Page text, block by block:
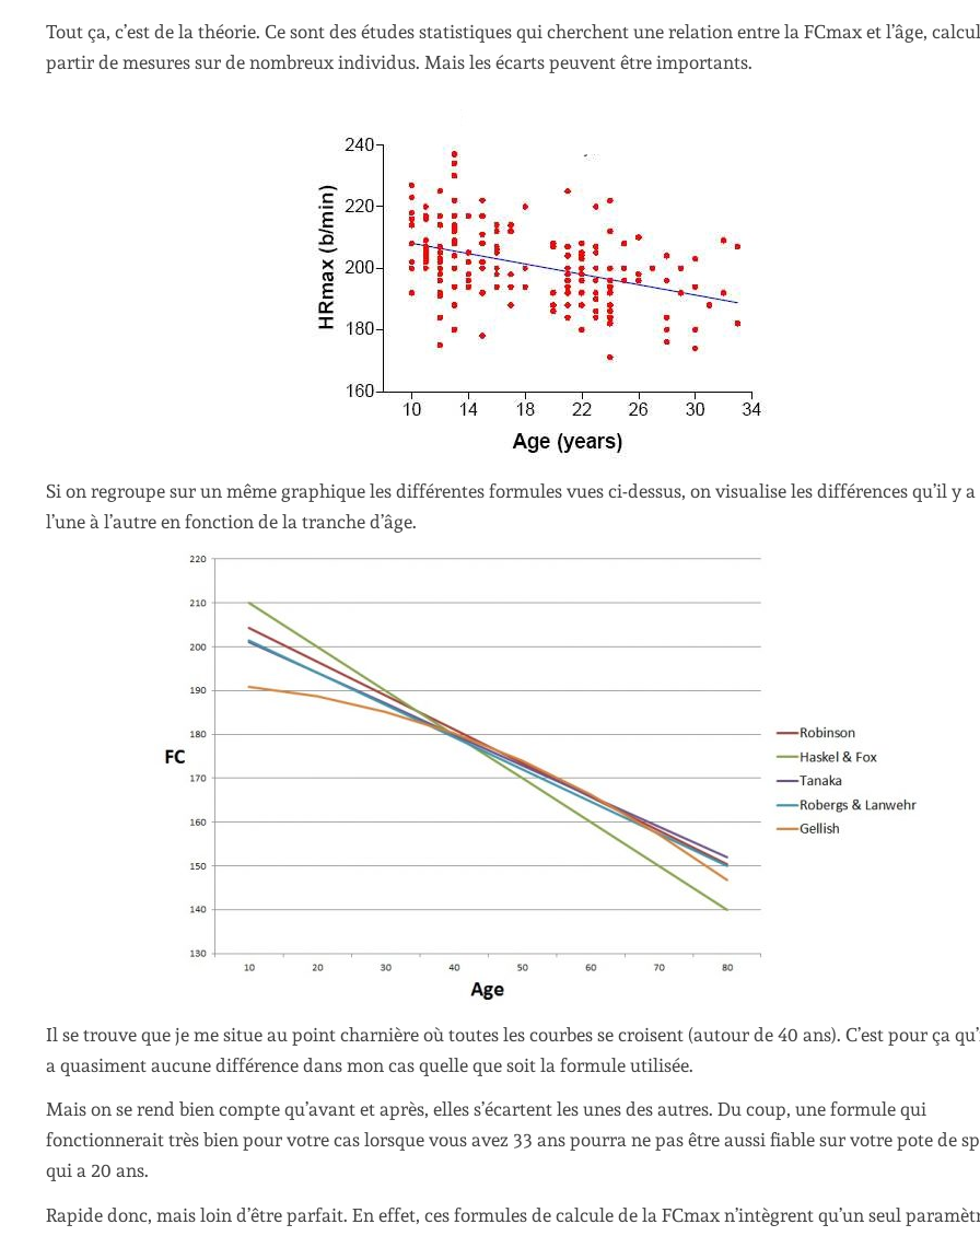
Tout ça, c’est de la théorie. Ce sont des études statistiques qui cherchent une relation entre la FCmax et l’âge,
partir de mesures sur de nombreux individus. Mais les écarts peuvent être importants.
Si on regroupe sur un même graphique les différentes formules vues ci-dessus, on visualise les différences qu’il y a
l’une à l’autre en fonction de la tranche d’âge.
Il se trouve que je me situe au point charnière où toutes les courbes se croisent (autour de 40 ans). C’est pour ça
a quasiment aucune différence dans mon cas quelle que soit la formule utilisée.
Mais on se rend bien compte qu’avant et après, elles s’écartent les unes des autres. Du coup, une formule qui
fonctionnerait très bien pour votre cas lorsque vous avez 33 ans pourra ne pas être aussi fiable sur votre pote de
qui a 20 ans.
Rapide donc, mais loin d’être parfait. En effet, ces formules de calcule de la FCmax n’intègrent qu’un seul